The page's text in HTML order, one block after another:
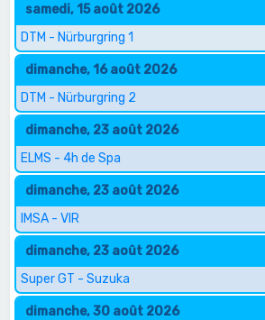
samedi, 15 août 2026
DTM - Nürburgring 1
dimanche, 16 août 2026
DTM - Nürburgring 2
dimanche, 23 août 2026
ELMS - 4h de Spa
dimanche, 23 août 2026
IMSA - VIR
dimanche, 23 août 2026
Super GT - Suzuka
dimanche, 30 août 2026